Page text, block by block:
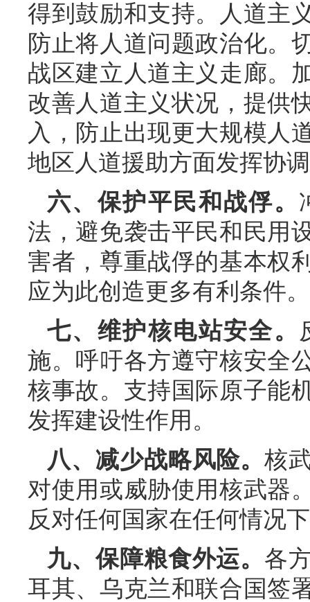
得到鼓励和支持。人道主
防止将人道问题政治化。
战区建立人道主义走廊。
改善人道主义状况，提供
入，防止出现更大规模人
地区人道援助方面发挥协
六、保护平民和战俘。
法，避免袭击平民和民用
害者，尊重战俘的基本权
应为此创造更多有利条件。
七、维护核电站安全。
施。呼吁各方遵守核安全
核事故。支持国际原子能
发挥建设性作用。
八、减少战略风险。核
对使用或威胁使用核武器
反对任何国家在任何情况
九、保障粮食外运。 各
耳其、乌克兰和联合国签